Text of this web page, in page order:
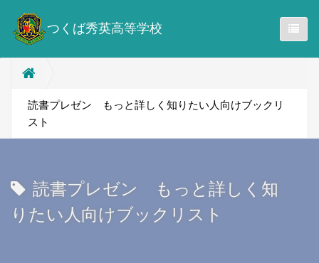
つくば秀英高等学校
読書プレゼン もっと詳しく知りたい人向けブックリ
スト
読書プレゼン もっと詳しく知
りたい人向けブックリスト